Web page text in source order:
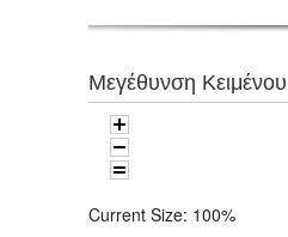
Μεγέθυνση Κειμένου
Current Size: 100%